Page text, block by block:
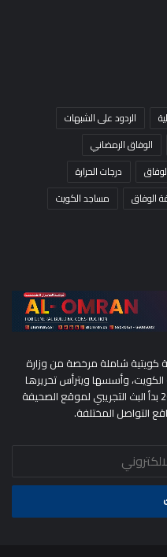
الردود على الشبهات
الوفاق الرمضاني
درجات الحرارة
الوفاق
مساجد الكويت
كويتية شاملة مرخصة من وزارة
الكويت، وأسسها ويترأس تحريرها
الكاتب/ مطلق الحريجي ، وفي مايو 2024 بدأ البث التجريبي لموقع الصحيفة
التواصل المختلفة.